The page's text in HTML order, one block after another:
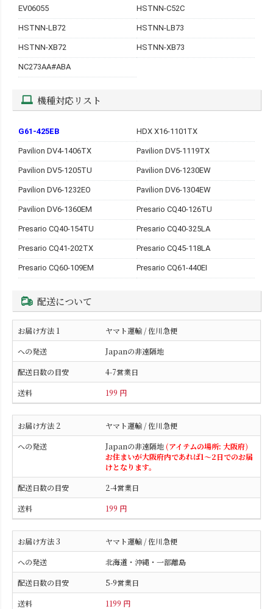
EV06055 HSTNN-C52C
HSTNN-LB72 HSTNN-LB73
HSTNN-XB72 HSTNN-XB73
NC273AA#ABA
機種対応リスト
G61-425EB HDX X16-1101TX
Pavilion DV4-1406TX Pavilion DV5-1119TX
Pavilion DV5-1205TU Pavilion DV6-1230EW
Pavilion DV6-1232EO Pavilion DV6-1304EW
Pavilion DV6-1360EM Presario CQ40-126TU
Presario CQ40-154TU Presario CQ40-325LA
Presario CQ41-202TX Presario CQ45-118LA
Presario CQ60-109EM Presario CQ61-440EI
配送について
ヤマト運輸 / 佐川急便
Japanの非遠隔地
4-7営業日
199 円
ヤマト運輸 / 佐川急便
Japanの非遠隔地 (アイテムの場所: 大阪府)
お住まいが大阪府内であれば1～2日でのお届
けとなります。
2-4営業日
199 円
ヤマト運輸 / 佐川急便
北海道・沖縄・一部離島
5-9営業日
1199 円